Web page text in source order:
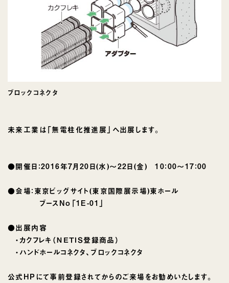
ブロックコネクタ
未来工業は「無電柱化推進展」へ出展します。
●開催日：2016年7月20日(水)〜22日(金) 10：00〜17：00
●会場：東京ビッグサイト(東京国際展示場)東ホール
ブースNo「1E-01」
●出展内容
・カクフレキ（ＮＥＴＩＳ登録商品）
・ハンドホールコネクタ、ブロックコネクタ
公式HPにて事前登録されてからのご来場をお勧めいたします。